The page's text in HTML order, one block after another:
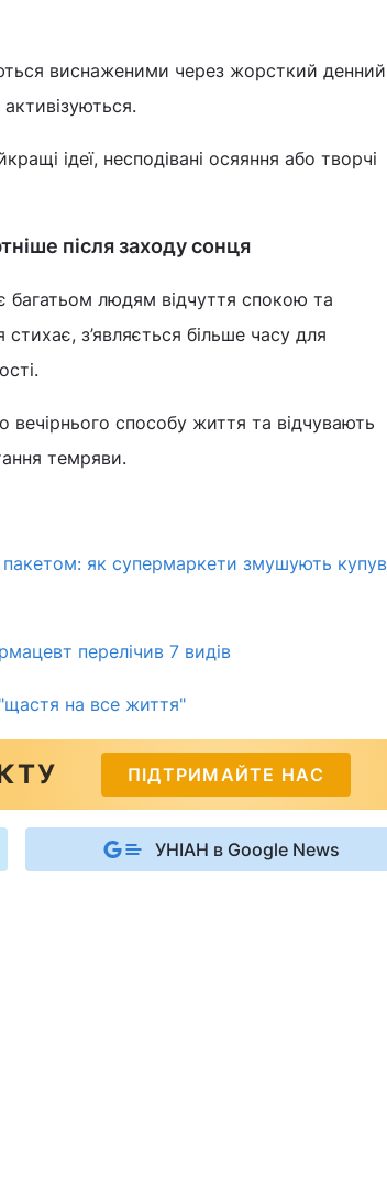
виснаженими через жорсткий денний
ідеї, несподівані осяяння або творчі
після заходу сонця
багатьом людям відчуття спокою та
з’являється більше часу для
способу життя та відчувають
темряви.
як супермаркети змушують
перелічив 7 видів
на все життя"
ПІДТРИМАЙТЕ НАС
УНІАН в Google News